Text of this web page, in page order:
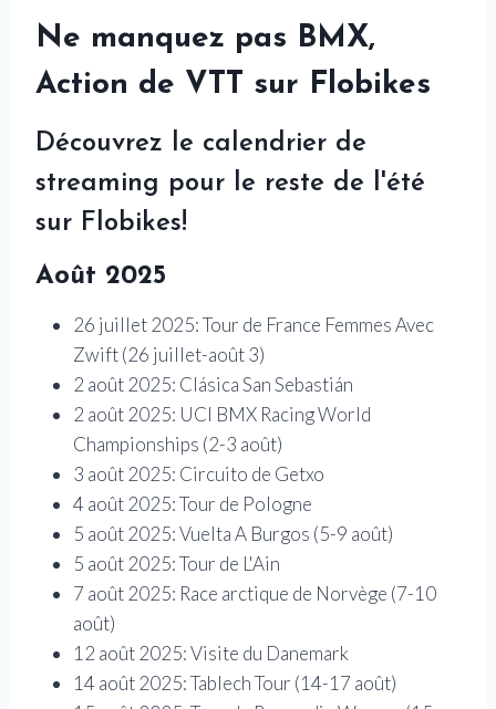
Ne manquez pas BMX,
Action de VTT sur Flobikes
Découvrez le calendrier de
streaming pour le reste de l'été
sur Flobikes!
Août 2025
26 juillet 2025: Tour de France Femmes Avec
Zwift (26 juillet-août 3)
2 août 2025: Clásica San Sebastián
2 août 2025: UCI BMX Racing World
Championships (2-3 août)
3 août 2025: Circuito de Getxo
4 août 2025: Tour de Pologne
5 août 2025: Vuelta A Burgos (5-9 août)
5 août 2025: Tour de L'Ain
7 août 2025: Race arctique de Norvège (7-10
août)
12 août 2025: Visite du Danemark
14 août 2025: Tablech Tour (14-17 août)